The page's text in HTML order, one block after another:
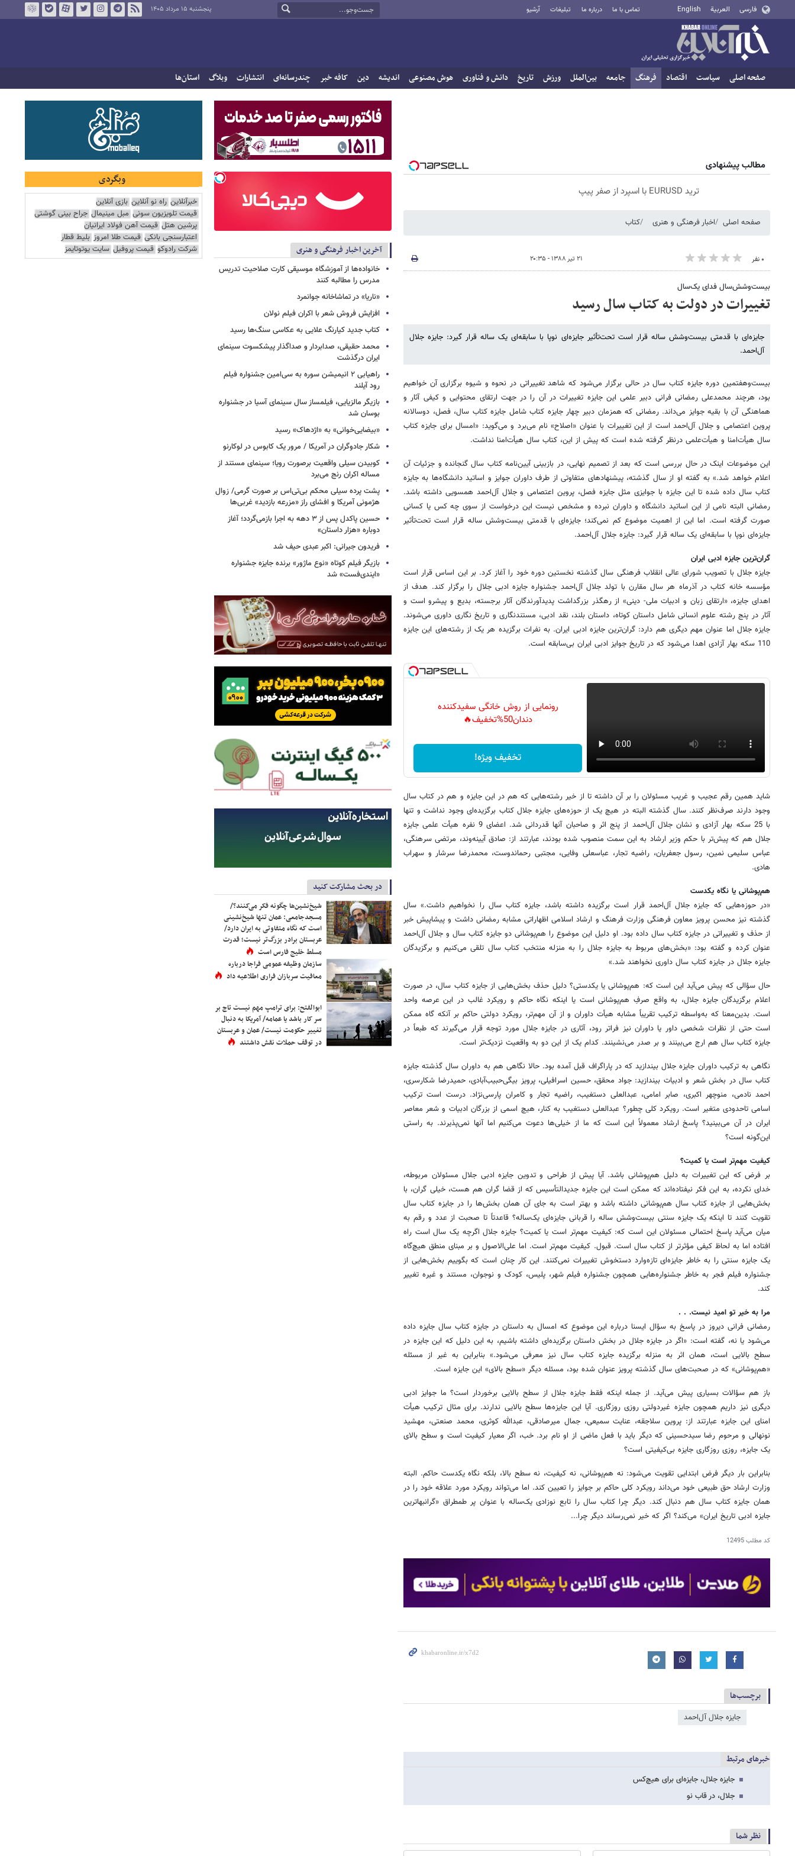
فارسی العربية English تماس با ما درباره ما تبلیغات آرشیو پنجشنبه ۱۵ مرداد ۱۴۰۵
صفحه اصلی سیاست اقتصاد فرهنگ جامعه بین‌الملل ورزش تاریخ دانش و فناوری هوش مصنوعی اندیشه دین کافه خبر چندرسانه‌ای انتشارات وبلاگ استان‌ها
مطالب پیشنهادی
ترید EURUSD با اسپرد از صفر پیپ
صفحه اصلی اخبار فرهنگی و هنری کتاب
۰ نفر ۲۱ تیر ۱۳۸۸ - ۲۰:۳۵
بیست‌وشش‌سال فدای یک‌سال
تغییرات در دولت به کتاب سال رسید
جایزه‌ای با قدمتی بیست‌وشش ساله قرار است تحت‌تأثیر جایزه‌ای نوپا با سابقه‌ای یک ساله قرار گیرد: جایزه جلال
آل‌احمد.
بیست‌وهفتمین دوره جایزه کتاب سال در حالی برگزار می‌شود که شاهد تغییراتی در نحوه و شیوه برگزاری آن خواهیم
بود، هرچند محمدعلی رمضانی فرانی‌ دبیر علمی این جایزه تغییرات در آن را در جهت ارتقای محتوایی و کیفی آثار و
هماهنگی آن با بقیه جوایز می‌داند. رمضانی که همزمان دبیر چهار جایزه کتاب شامل جایزه کتاب سال، فصل، دوسالانه
پروین اعتصامی و جلال آل‌احمد است از این تغییرات با عنوان «اصلاح» نام می‌برد و می‌گوید: «امسال برای جایزه کتاب
سال هیأت‌امنا و هیأت‌علمی درنظر گرفته شده است که پیش از این، کتاب سال هیأت‌امنا نداشت.
این موضوعات اینک در حال بررسی است که بعد از تصمیم نهایی، در بازبینی آیین‌نامه کتاب سال گنجانده و جزئیات آن
اعلام خواهد شد.» به گفته او از سال گذشته، پیشنهادهای متفاوتی از طرف داوران جوایز و اساتید دانشگاه‌ها به جایزه
کتاب سال داده شده تا این جایزه با جوایزی مثل جایزه فصل، پروین اعتصامی و جلال آل‌احمد همسویی داشته باشد.
رمضانی البته نامی از این اساتید دانشگاه و داوران نبرده و مشخص نیست این درخواست از سوی چه کس یا کسانی
صورت گرفته است. اما این از اهمیت موضوع کم نمی‌کند؛ جایزه‌ای با قدمتی بیست‌وشش ساله قرار است تحت‌تأثیر
جایزه‌ای نوپا با سابقه‌ای یک ساله قرار گیرد: جایزه جلال آل‌احمد.
گران‌ترین جایزه ادبی ایران
جایزه جلال با تصویب شوراى عالى انقلاب فرهنگى سال گذشته نخستین دوره خود را آغاز کرد. بر این اساس قرار است
مؤسسه خانه کتاب در آذر‌ماه هر سال مقارن با تولد جلال آل‌احمد جشنواره جایزه ادبی جلال را برگزار کند. هدف از
اهدای جایزه، «ارتقای زبان و ادبیات ملی- دینی» از رهگذر بزرگداشت پدید‌آورندگان آثار برجسته، بدیع و پیشرو است و
آثار در پنج رشته علوم انسانی شامل داستان کوتاه، داستان بلند، نقد ادبی، مستندنگاری و تاریخ نگاری داوری می‌شوند.
جایزه جلال اما عنوان مهم دیگری هم دارد: گران‌ترین جایزه ادبی ایران. به نفرات برگزیده هر یک از رشته‌های این جایزه
110 سکه بهار آزادی اهدا می‌شود که در تاریخ جوایز ادبی ایران بی‌سابقه است.
رونمایی از روش خانگی سفیدکننده
دندان50%تخفیف🔥
تخفیف ویژه!
شاید همین رقم عجیب و غریب مسئولان را بر آن داشته تا از خیر رشته‌هایی که هم در این جایزه و هم در کتاب سال
وجود دارند صرف‌نظر کنند. سال گذشته البته در هیچ یک از حوزه‌های جایزه جلال کتاب برگزیده‌ای وجود نداشت و تنها
با 25 سکه بهار آزادی و نشان جلال آل‌احمد از پنج اثر و صاحبان آنها قدردانی شد. اعضای 9 نفره هیأت علمی جایزه
جلال هم که پیش‌تر با حکم وزیر ارشاد به این سمت منصوب شده‌ بودند، عبارتند از: صادق آیینه‌وند، مرتضی سرهنگی،
عباس سلیمی نمین، رسول جعفریان، راضیه تجار، عباسعلی وفایی، مجتبی رحماندوست، محمدرضا سرشار و سهراب
هادی.
هم‌پوشانی یا نگاه یکدست
«در حوزه‌هایی که جایزه جلال آل‌احمد قرار است برگزیده داشته باشد، جایزه کتاب سال را نخواهیم داشت.» سال
گذشته نیز محسن پرویز معاون فرهنگی وزارت فرهنگ و ارشاد اسلامی اظهاراتی مشابه رمضانی داشت و پیشاپیش خبر
از حذف و تغییراتی در جایزه کتاب سال داده بود. او دلیل این موضوع را هم‌پوشانی دو جایزه کتاب سال و جلال آل‌احمد
عنوان کرده و گفته بود: «بخش‌های مربوط به جایزه جلال را به منزله منتخب کتاب سال تلقی می‌کنیم و برگزیدگان
جایزه جلال در جایزه کتاب سال داوری نخواهند شد.»
حال سؤالی که پیش می‌آید این است که: هم‌پوشانی یا یکدستی؟ دلیل حذف بخش‌هایی از جایزه کتاب سال، در صورت
اعلام برگزیدگان جایزه جلال، به واقع صرفِ هم‌پوشانی است یا اینکه نگاه حاکم و رویکرد غالب در این عرصه واحد
است. بدین‌معنا که به‌واسطه ترکیب تقریباً مشابه هیأت داوران و از آن مهم‌تر، رویکرد دولتی حاکم بر آنکه گاه ممکن
است حتی از نظرات شخصی داور یا داوران نیز فراتر رود، آثاری در جایزه جلال مورد توجه قرار می‌گیرند که طبعاً در
جایزه کتاب سال هم ارج می‌بینند و بر صدر می‌نشینند. کدام یک از این دو به واقعیت نزدیک‌تر است.
نگاهی به ترکیب داوران جایزه جلال بیندازید که در پاراگراف قبل آمده بود. حالا نگاهی هم به داوران سال گذشته جایزه
کتاب سال در بخش شعر و ادبیات بیندازید: جواد محقق، حسین اسرافیلی، پرویز بیگی‌حبیب‌آبادی، حمیدرضا شکارسری،
احمد نادمی، منوچهر اکبری، صابر امامی، عبدالعلی دستغیب، راضیه تجار و کامران پارسی‌نژاد. درست است ترکیب
اسامی تاحدودی متغیر است. رویکرد کلی چطور؟ عبدالعلی دستغیب به کنار، هیچ اسمی از بزرگان ادبیات و شعر معاصر
ایران در آن می‌بینید؟ پاسخ ارشاد معمولاً این است که ما از خیلی‌ها دعوت می‌کنیم اما آنها نمی‌پذیرند. به راستی
این‌گونه است؟
کیفیت مهم‌تر است یا کمیت؟
بر فرض که این تغییرات به دلیل هم‌پوشانی باشد. آیا پیش از طراحی و تدوین جایزه ادبی جلال مسئولان مربوطه،
خدای نکرده، به این فکر نیفتاده‌اند که ممکن است این جایزه جدیدالتأسیس که از قضا گران هم هست، خیلی گران، با
بخش‌هایی از جایزه کتاب سال هم‌پوشانی داشته باشد و بهتر است به جای آن همان بخش‌ها را در جایزه کتاب سال
تقویت کنند تا اینکه یک جایزه سنتی بیست‌و‌شش ساله را قربانی جایزه‌ای یک‌ساله؟ قاعدتاً تا صحبت از عدد و رقم به
میان می‌آید پاسخ احتمالی مسئولان این است که: کیفیت مهم‌تر است یا کمیت؟ جایزه جلال اگرچه یک سال است راه
افتاده اما به لحاظ کیفی مؤثرتر از کتاب سال است. قبول. کیفیت مهم‌تر است. اما علی‌الاصول و بر مبنای منطق هیچ‌گاه
یک جایزه سنتی را به خاطر جایزه‌ای تازه‌وارد دستخوش تغییرات نمی‌کنند. این کار چنان است که بگوییم بخش‌هایی از
جشنواره فیلم فجر به خاطر جشنواره‌هایی همچون جشنواره فیلم شهر، پلیس، کودک و نوجوان، مستند و غیره تغییر
کند.
مرا به خیر تو امید نیست. . .
رمضانی فرانی دیروز در پاسخ به سؤال ایسنا درباره این موضوع که امسال به داستان در جایزه کتاب سال جایزه داده
می‌شود یا نه، گفته است: «اگر در جایزه جلال در بخش داستان برگزیده‌ای داشته باشیم، به این دلیل که این جایزه در
سطح بالایی است، همان اثر به منزله برگزیده جایزه کتاب سال نیز معرفی می‌شود.» بنابراین به غیر از مسئله
«هم‌پوشانی» که در صحبت‌های سال گذشته پرویز عنوان شده بود، مسئله دیگر «سطح بالای» این جایزه است.
باز هم سؤالات بسیاری پیش می‌آید. از جمله اینکه فقط جایزه جلال از سطح بالایی برخوردار است؟ ما جوایز ادبی
دیگری نیز داریم همچون جایزه غیردولتی روزی روزگاری. آیا این جایزه‌ها سطح بالایی ندارند. برای مثال ترکیب هیأت
امنای این جایزه عبارتند از: پروین سلاجقه، عنایت سمیعی، جمال میرصادقی، عبدالله کوثری، محمد صنعتی، مهشید
نونهالی و مرحوم رضا سیدحسینی که دیگر باید با فعل ماضی از او نام برد. خب، اگر معیار کیفیت است و سطح بالای
یک جایزه، روزی روزگاری جایزه بی‌کیفیتی است؟
بنابراین بار دیگر فرض ابتدایی تقویت می‌شود: نه هم‌پوشانی، نه کیفیت، نه سطح بالا، بلکه نگاه یکدست حاکم. البته
وزارت ارشاد حق طبیعی خود می‌داند رویکرد کلی حاکم بر جوایز را تعیین کند. اما می‌تواند رویکرد مورد علاقه خود را در
همان جایزه کتاب سال هم دنبال کند. دیگر چرا کتاب سال را تابع نوزادی یک‌ساله با عنوان پر طمطراق «گرانبهاترین
جایزه ادبی تاریخ ایران» می‌کند؟ اگر که خیر نمی‌رساند دیگر چرا...
کد مطلب12495
برچسب‌ها
جایزه جلال آل‌احمد
خبرهای مرتبط
جایزه جلال، جایزه‌ای برای هیچ‌کس
جلال، در قاب نو
نظر شما
آخرین اخبار فرهنگی و هنری
خانواده‌ها از آموزشگاه موسیقی کارت صلاحیت تدریس
مدرس را مطالبه کنند
«ناریا» در تماشاخانه جوانمرد
افزایش فروش شعر با اکران فیلم نولان
کتاب جدید کیارنگ علایی به عکاسی سنگ‌ها رسید
محمد حقیقی، صدابردار و صداگذار پیشکسوت سینمای
ایران درگذشت
راهیابی ۲ انیمیشن سوره به سی‌امین جشنواره فیلم
رود آیلند
بازیگر مالزیایی، فیلمساز سال سینمای آسیا در جشنواره
بوسان شد
«بیضایی‌خوانی» به «اژدهاک» رسید
شکار جادوگران در آمریکا / مرور یک کابوس در لوکارنو
کوبیدن سیلی واقعیت برصورت رویا؛ سینمای مستند از
مساله اکران رنج می‌برد
پشت پرده سیلی محکم بی‌تی‌اس بر صورت گرمی/ زوال
هژمونی آمریکا و افشای راز «مزرعه بازدید» غربی‌ها
حسین پاکدل پس از ۳ دهه به اجرا بازمی‌گردد؛ آغاز
دوباره «هزار داستان»
فریدون جیرانی: اکبر عبدی حیف شد
بازیگر فیلم کوتاه «نوع ماژور» برنده جایزه جشنواره
«ایندی‌فست» شد
در بحث مشارکت کنید
شیخ‌نشین‌ها چگونه فکر می‌کنند؟/
مسجدجامعی: عمان تنها شیخ‌نشینی
است که نگاه متفاوتی به ایران دارد/
عربستان برادر بزرگ‌تر نیست؛ قدرت
مسلط خلیج فارس است
سازمان وظیفه عمومی فراجا درباره
معافیت سربازان فراری اطلاعیه داد
ابوالفتح: برای ترامپ مهم نیست تاج بر
سر کار باشد یا عمامه/ آمریکا به دنبال
تغییر حکومت نیست/ عمان و عربستان
در توقف حملات نقش داشتند
وبگردی
خبرآنلاین راه نو آنلاین بازی آنلاین
قیمت تلویزیون سونی مبل مینیمال جراح بینی گوشتی
پرشین هتل قیمت آهن فولاد ایرانیان
اعتبارسنجی بانکی قیمت طلا امروز بلیط قطار
شرکت رادوکو قیمت پروفیل سایت یوتوتایمز